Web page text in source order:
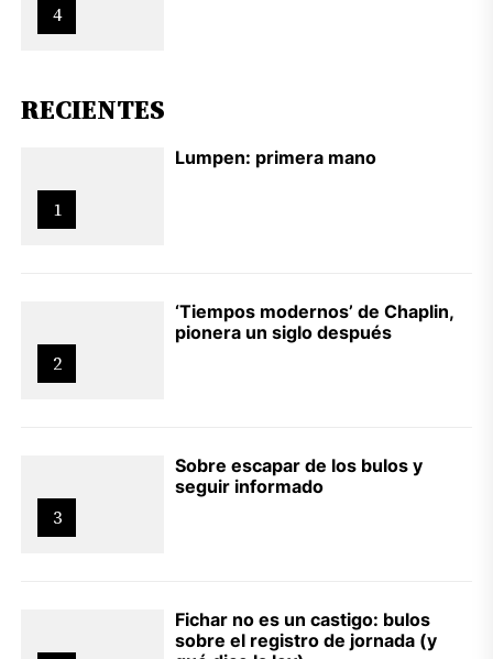
4
RECIENTES
1
Lumpen: primera mano
2
‘Tiempos modernos’ de Chaplin,
pionera un siglo después
3
Sobre escapar de los bulos y
seguir informado
Fichar no es un castigo: bulos
sobre el registro de jornada (y